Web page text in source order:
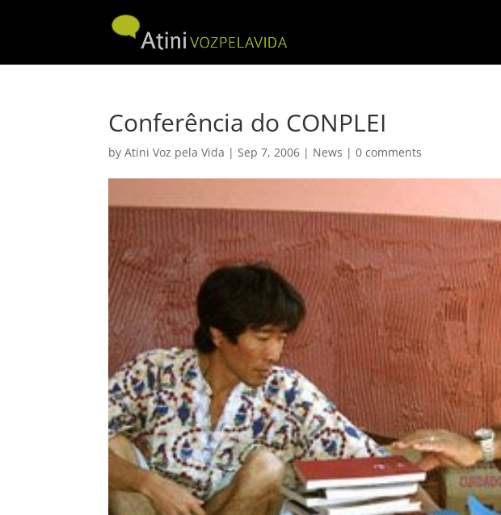
Conferência do CONPLEI
byAtini Voz pela Vida |Sep 7, 2006 | News |0 comments